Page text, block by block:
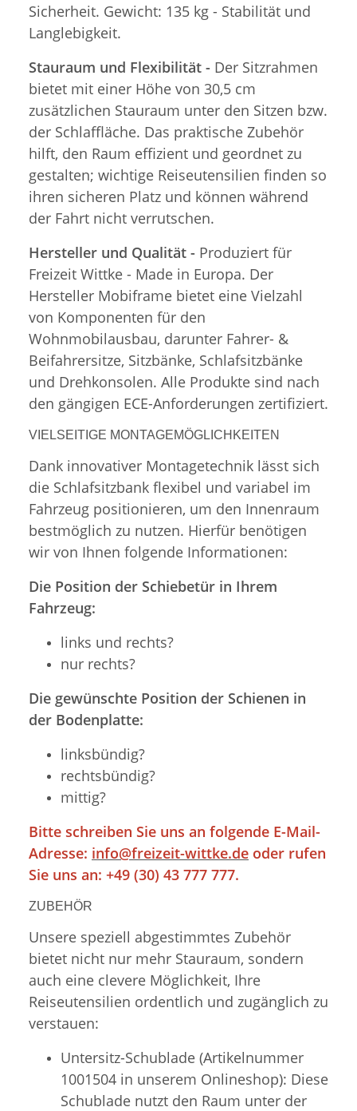
Sicherheit. Gewicht: 135 kg - Stabilität und
Langlebigkeit.
Stauraum und Flexibilität - Der Sitzrahmen
bietet mit einer Höhe von 30,5 cm
zusätzlichen Stauraum unter den Sitzen bzw.
der Schlaffläche. Das praktische Zubehör
hilft, den Raum effizient und geordnet zu
gestalten; wichtige Reiseutensilien finden so
ihren sicheren Platz und können während
der Fahrt nicht verrutschen.
Hersteller und Qualität - Produziert für
Freizeit Wittke - Made in Europa. Der
Hersteller Mobiframe bietet eine Vielzahl
von Komponenten für den
Wohnmobilausbau, darunter Fahrer- &
Beifahrersitze, Sitzbänke, Schlafsitzbänke
und Drehkonsolen. Alle Produkte sind nach
den gängigen ECE-Anforderungen zertifiziert.
VIELSEITIGE MONTAGEMÖGLICHKEITEN
Dank innovativer Montagetechnik lässt sich
die Schlafsitzbank flexibel und variabel im
Fahrzeug positionieren, um den Innenraum
bestmöglich zu nutzen. Hierfür benötigen
wir von Ihnen folgende Informationen:
Die Position der Schiebetür in Ihrem
Fahrzeug:
links und rechts?
nur rechts?
Die gewünschte Position der Schienen in
der Bodenplatte:
linksbündig?
rechtsbündig?
mittig?
Bitte schreiben Sie uns an folgende E-Mail-
Adresse: info@freizeit-wittke.de oder rufen
Sie uns an: +49 (30) 43 777 777.
ZUBEHÖR
Unsere speziell abgestimmtes Zubehör
bietet nicht nur mehr Stauraum, sondern
auch eine clevere Möglichkeit, Ihre
Reiseutensilien ordentlich und zugänglich zu
verstauen:
Untersitz-Schublade (Artikelnummer
1001504 in unserem Onlineshop): Diese
Schublade nutzt den Raum unter der